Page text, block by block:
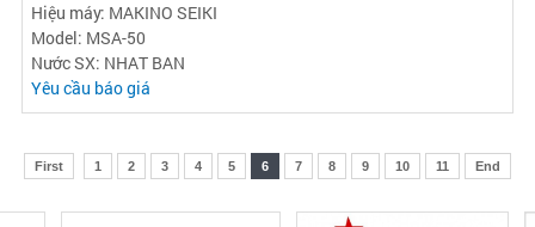
Hiệu máy: MAKINO SEIKI
Model: MSA-50
Nước SX: NHAT BAN
Yêu cầu báo giá
First 1 2 3 4 5 6 7 8 9 10 11 End